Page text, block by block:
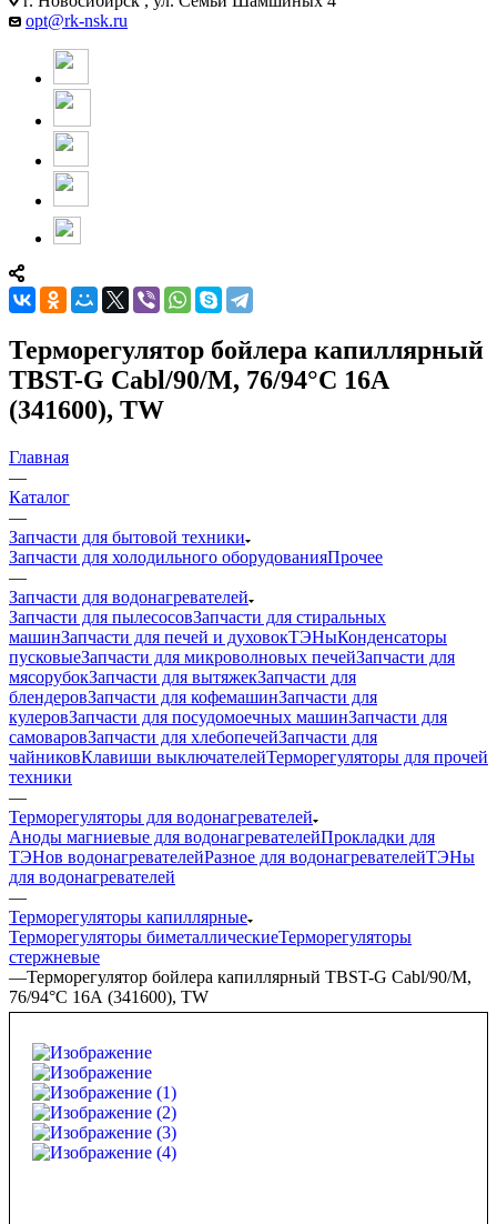
opt@rk-nsk.ru
Терморегулятор бойлера капиллярный
TBST-G Cabl/90/M, 76/94°С 16А
(341600), TW
Главная
—
Каталог
—
Запчасти для бытовой техники
Запчасти для холодильного оборудованияПрочее
—
Запчасти для водонагревателей
Запчасти для пылесосовЗапчасти для стиральных
машинЗапчасти для печей и духовокТЭНыКонденсаторы
пусковыеЗапчасти для микроволновых печейЗапчасти для
мясорубокЗапчасти для вытяжекЗапчасти для
блендеровЗапчасти для кофемашинЗапчасти для
кулеровЗапчасти для посудомоечных машинЗапчасти для
самоваровЗапчасти для хлебопечейЗапчасти для
чайниковКлавиши выключателейТерморегуляторы для прочей
техники
—
Терморегуляторы для водонагревателей
Аноды магниевые для водонагревателейПрокладки для
ТЭНов водонагревателейРазное для водонагревателейТЭНы
для водонагревателей
—
Терморегуляторы капиллярные
Терморегуляторы биметаллическиеТерморегуляторы
стержневые
—Терморегулятор бойлера капиллярный TBST-G Cabl/90/M,
76/94°С 16А (341600), TW